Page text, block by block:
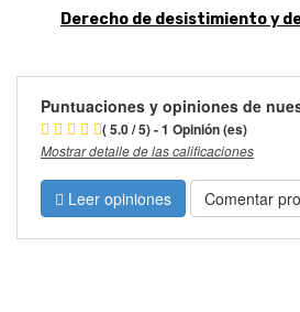
Derecho de desistimiento y
Puntuaciones y opiniones de
( 5.0 / 5) - 1 Opinión (es)
Mostrar detalle de las calificaciones
Leer opiniones Comentar